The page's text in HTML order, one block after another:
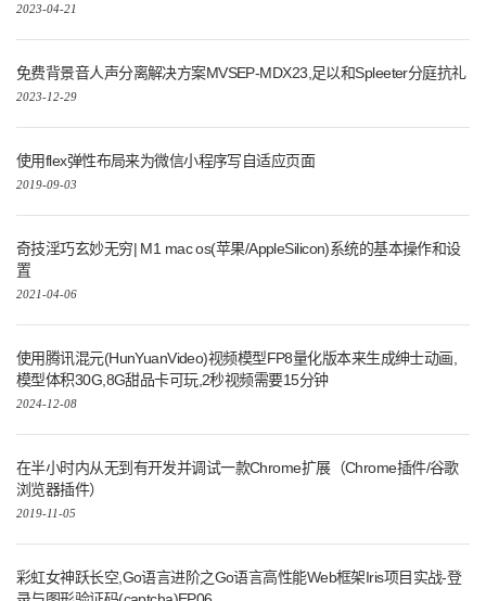
2023-04-21
免费背景音人声分离解决方案MVSEP-MDX23,足以和Spleeter分庭抗礼
2023-12-29
使用flex弹性布局来为微信小程序写自适应页面
2019-09-03
奇技淫巧玄妙无穷| M1 mac os(苹果/AppleSilicon)系统的基本操作和设
置
2021-04-06
使用腾讯混元(HunYuanVideo)视频模型FP8量化版本来生成绅士动画,
模型体积30G,8G甜品卡可玩,2秒视频需要15分钟
2024-12-08
在半小时内从无到有开发并调试一款Chrome扩展（Chrome插件/谷歌
浏览器插件）
2019-11-05
彩虹女神跃长空,Go语言进阶之Go语言高性能Web框架Iris项目实战-登